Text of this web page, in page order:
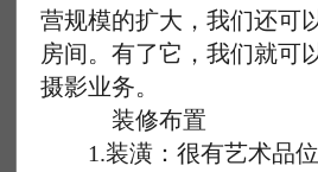
营规模的扩大，我们还可
房间。有了它，我们就可
摄影业务。
装修布置
1.装潢：很有艺术品位